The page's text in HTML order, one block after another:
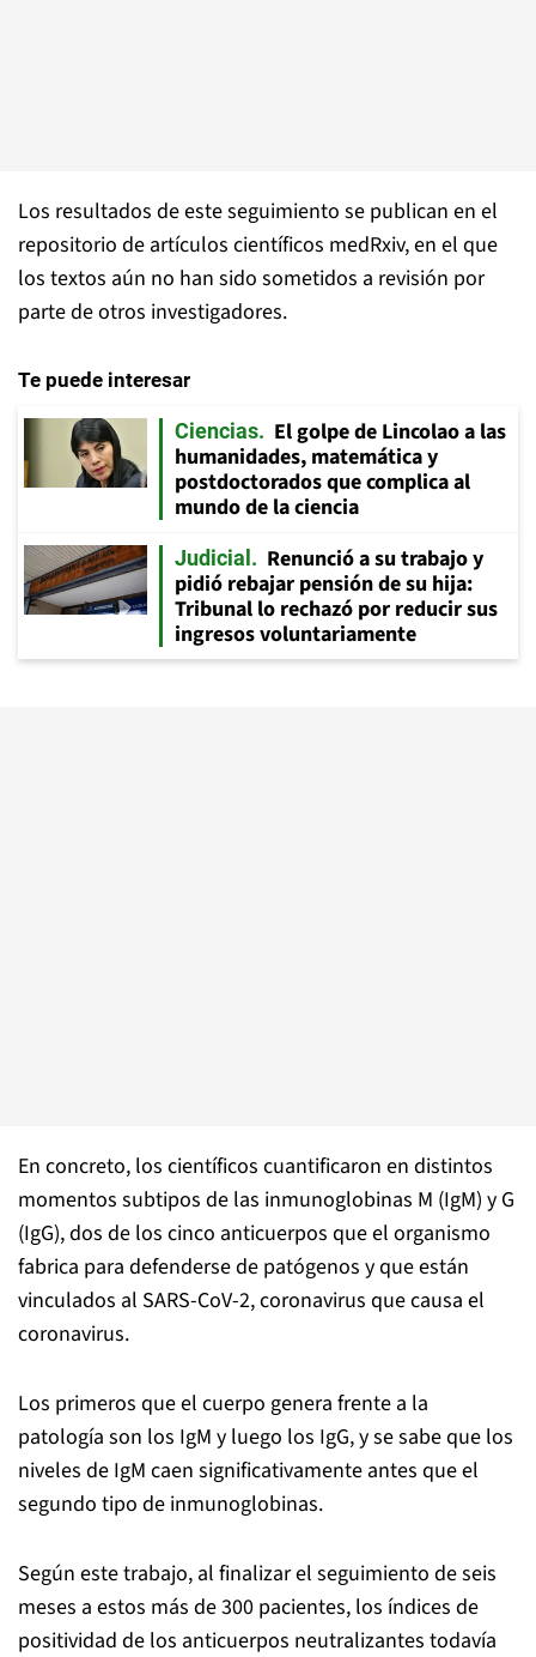
Los resultados de este seguimiento se publican en el
repositorio de artículos científicos medRxiv, en el que
los textos aún no han sido sometidos a revisión por
parte de otros investigadores.
Te puede interesar
Ciencias
El golpe de Lincolao a las
humanidades, matemática y
postdoctorados que complica al
mundo de la ciencia
Judicial
Renunció a su trabajo y
pidió rebajar pensión de su hija:
Tribunal lo rechazó por reducir sus
ingresos voluntariamente
En concreto, los científicos cuantificaron en distintos
momentos subtipos de las inmunoglobinas M (IgM) y G
(IgG), dos de los cinco anticuerpos que el organismo
fabrica para defenderse de patógenos y que están
vinculados al SARS-CoV-2, coronavirus que causa el
coronavirus.
Los primeros que el cuerpo genera frente a la
patología son los IgM y luego los IgG, y se sabe que los
niveles de IgM caen significativamente antes que el
segundo tipo de inmunoglobinas.
Según este trabajo, al finalizar el seguimiento de seis
meses a estos más de 300 pacientes, los índices de
positividad de los anticuerpos neutralizantes todavía